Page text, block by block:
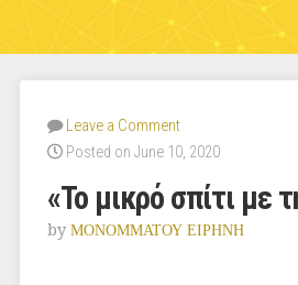
Leave a Comment
Posted on June 10, 2020
«Το μικρό σπίτι με
by ΜΟΝΟΜΜΑΤΟΥ ΕΙΡΗΝΗ